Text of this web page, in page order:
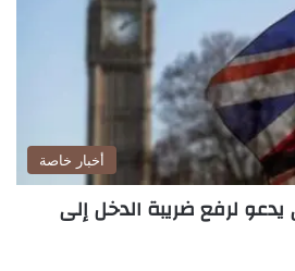
أخبار خاصة
لرفع ضريبة الدخل إلى